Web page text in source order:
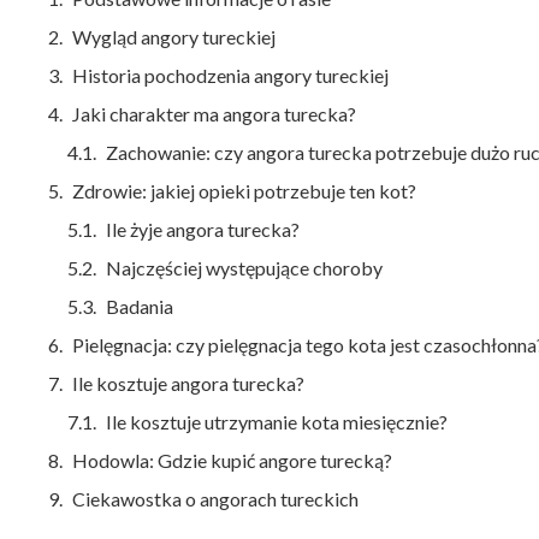
Wygląd angory tureckiej
Historia pochodzenia angory tureckiej
Jaki charakter ma angora turecka?
Zachowanie: czy angora turecka potrzebuje dużo
Zdrowie: jakiej opieki potrzebuje ten kot?
Ile żyje angora turecka?
Najczęściej występujące choroby
Badania
Pielęgnacja: czy pielęgnacja tego kota jest
Ile kosztuje angora turecka?
Ile kosztuje utrzymanie kota miesięcznie?
Hodowla: Gdzie kupić angore turecką?
Ciekawostka o angorach tureckich